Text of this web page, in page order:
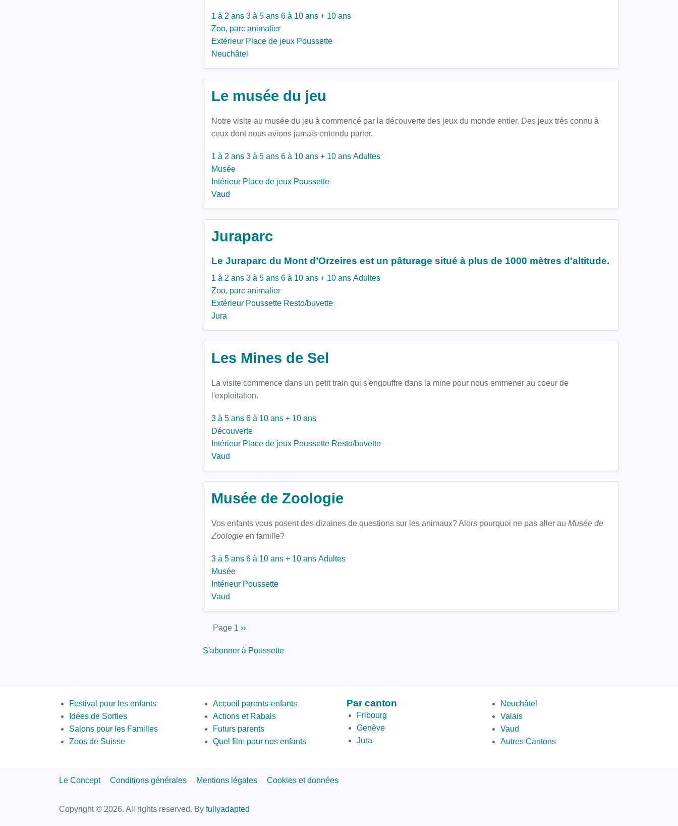
1 à 2 ans 3 à 5 ans 6 à 10 ans + 10 ans
Zoo, parc animalier
Extérieur Place de jeux Poussette
Neuchâtel
Le musée du jeu
Notre visite au musée du jeu à commencé par la découverte des jeux du monde entier. Des jeux très connu à
ceux dont nous avions jamais entendu parler.
1 à 2 ans 3 à 5 ans 6 à 10 ans + 10 ans Adultes
Musée
Intérieur Place de jeux Poussette
Vaud
Juraparc
Le Juraparc du Mont d’Orzeires est un pâturage situé à plus de 1000 mètres d'altitude.
1 à 2 ans 3 à 5 ans 6 à 10 ans + 10 ans Adultes
Zoo, parc animalier
Extérieur Poussette Resto/buvette
Jura
Les Mines de Sel
La visite commence dans un petit train qui s'engouffre dans la mine pour nous emmener au coeur de
l'exploitation.
3 à 5 ans 6 à 10 ans + 10 ans
Découverte
Intérieur Place de jeux Poussette Resto/buvette
Vaud
Musée de Zoologie
Vos enfants vous posent des dizaines de questions sur les animaux? Alors pourquoi ne pas aller au Musée de
Zoologie en famille?
3 à 5 ans 6 à 10 ans + 10 ans Adultes
Musée
Intérieur Poussette
Vaud
Pagination
Page 1 Page
››
S'abonner à Poussette
Menus
Festival pour les enfants
Idées de Sorties
Salons pour les Familles
Zoos de Suisse
Second
Bottom
Accueil parents-enfants
Actions et Rabais
Futurs parents
Quel film pour nos enfants
Par canton
Fribourg
Genève
Jura
par
canton
2
Neuchâtel
Valais
Vaud
Autres Cantons
Footer
Le Concept Conditions générales Mentions légales Cookies et données
Copyright © 2026. All rights reserved. By fullyadapted